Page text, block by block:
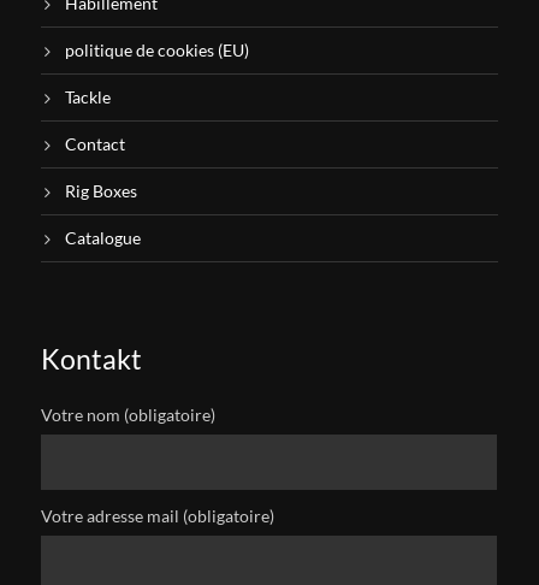
politique de cookies (EU)
Tackle
Contact
Rig Boxes
Catalogue
Kontakt
Votre nom (obligatoire)
Votre adresse mail (obligatoire)